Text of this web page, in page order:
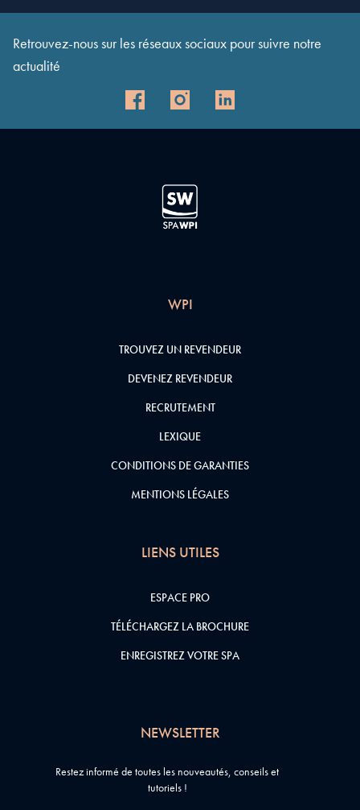
−
Retrouvez-nous sur les réseaux sociaux pour suivre notre
actualité
WPI
TROUVEZ UN REVENDEUR
DEVENEZ REVENDEUR
RECRUTEMENT
LEXIQUE
CONDITIONS DE GARANTIES
MENTIONS LÉGALES
LIENS UTILES
ESPACE PRO
TÉLÉCHARGEZ LA BROCHURE
ENREGISTREZ VOTRE SPA
NEWSLETTER
Restez informé de toutes les nouveautés, conseils et
tutoriels !